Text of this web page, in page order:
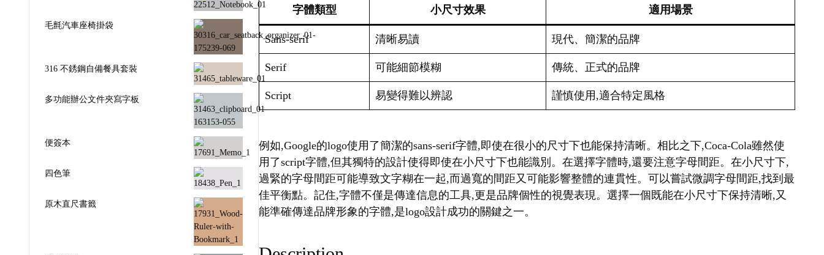
字體類型 小尺寸效果 適用場景
Sans-serif 清晰易讀 現代、簡潔的品牌
Serif 可能細節模糊 傳統、正式的品牌
Script 易變得難以辨認 謹慎使用,適合特定風格
例如,Google的logo使用了簡潔的sans-serif字體,即使在很小的尺寸下也能保持清晰。相比之下,Coca-Cola雖然使
用了script字體,但其獨特的設計使得即使在小尺寸下也能識別。在選擇字體時,還要注意字母間距。在小尺寸下,
過緊的字母間距可能導致文字糊在一起,而過寬的間距又可能影響整體的連貫性。可以嘗試微調字母間距,找到最
佳平衡點。記住,字體不僅是傳達信息的工具,更是品牌個性的視覺表現。選擇一個既能在小尺寸下保持清晰,又
能準確傳達品牌形象的字體,是logo設計成功的關鍵之一。
毛氈汽車座椅掛袋
316 不銹鋼自備餐具套裝
多功能辦公文件夾寫字板
便簽本
四色筆
原木直尺書籤